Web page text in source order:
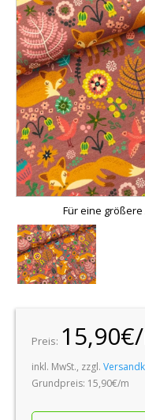
% REDUZIERT %
KONTAKT
Für eine
Preis:
inkl. MwSt., zzgl.
Grundpreis: 15,90€/m